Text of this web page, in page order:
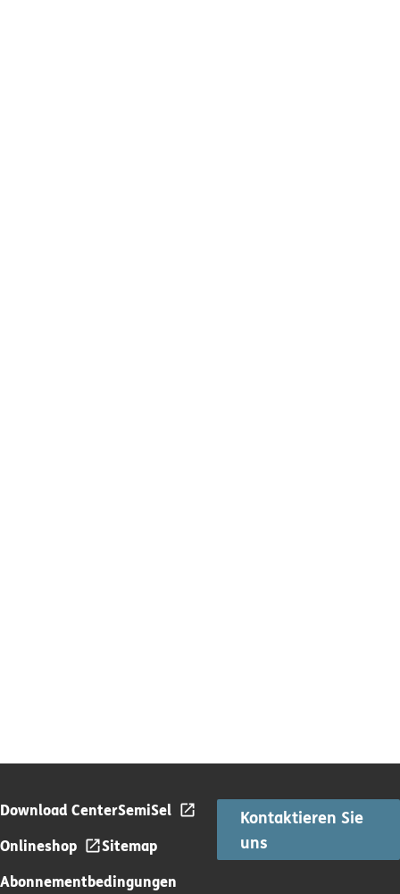
Download CenterSemiSel
Onlineshop
Sitemap
Abonnementbedingungen
Kontaktieren Sie
uns